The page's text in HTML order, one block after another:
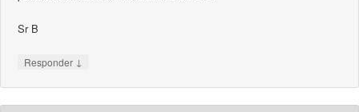
Sr B
Responder ↓